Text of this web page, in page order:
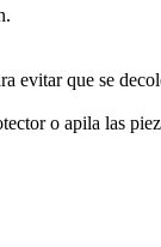
evitar que se
o apila las